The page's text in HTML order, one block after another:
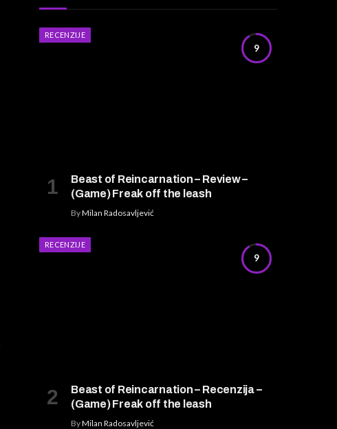
9
RECENZIJE
Beast of Reincarnation – Review –
(Game) Freak off the leash
ByMilan Radosavljević
9
RECENZIJE
Beast of Reincarnation – Recenzija –
(Game) Freak off the leash
ByMilan Radosavljević